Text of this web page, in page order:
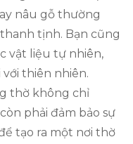
nâu gỗ thường
tịnh. Bạn cũng
vật liệu tự nhiên,
thiên nhiên.
thờ không chỉ
phải đảm bảo sự
tạo ra một nơi thờ